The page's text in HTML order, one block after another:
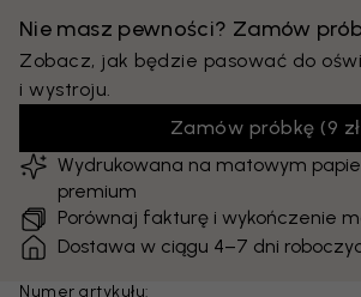
Nie masz pewności? Zamów
Zobacz, jak będzie pasować do
i wystroju.
Zamów próbkę (9 zł
Wydrukowana na matowym
premium
Porównaj fakturę i wykończenie
Dostawa w ciągu 4–7 dni
Numer artykułu: